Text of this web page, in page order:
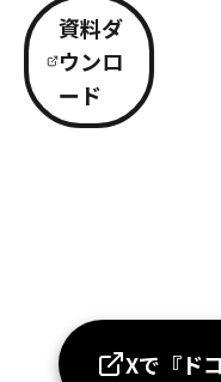
資料ダ
ウンロ
ード
Xで『ド